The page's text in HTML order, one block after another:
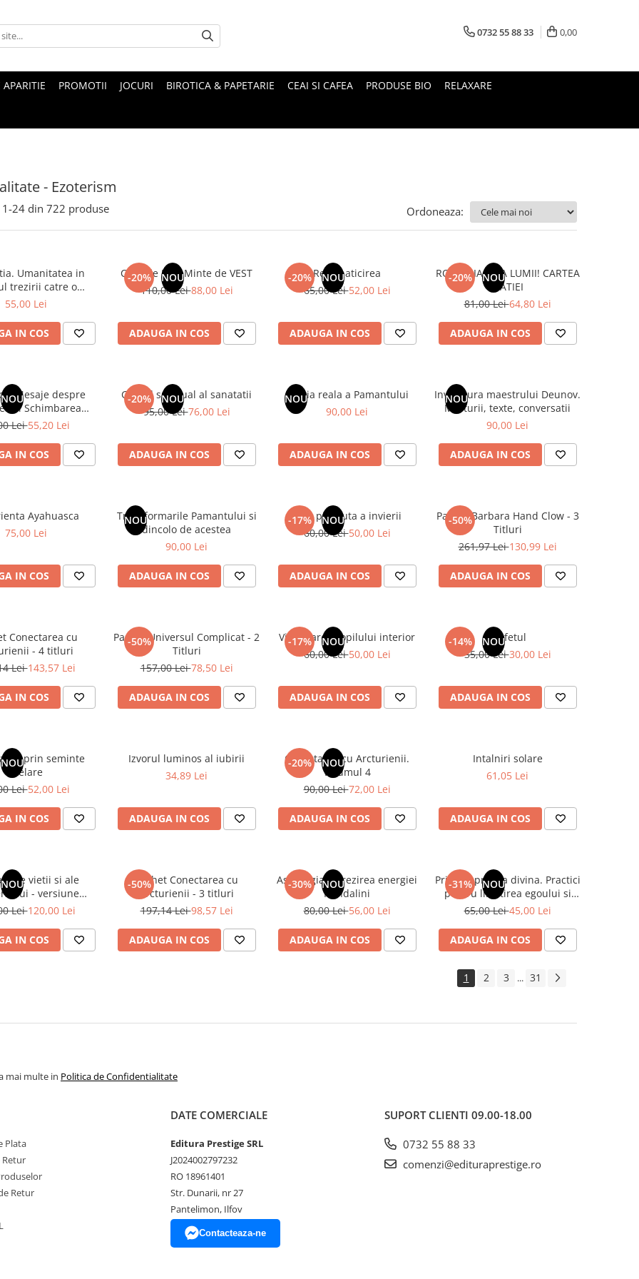
0732 55 88 33 0,00
PROMOTII JOCURI BIROTICA & PAPETARIE CEAI SI CAFEA PRODUSE BIO RELAXARE
- Ezoterism
1-24 din 722 produse Ordoneaza:
Umanitatea in
trezirii catre o
superioara,
55,00 Lei
IN COS
-20% NOU
Corp de EST, Minte de VEST
110,00 Lei88,00 Lei
ADAUGA IN COS
-20% NOU
Resalbaticirea
65,00 Lei52,00 Lei
ADAUGA IN COS
-20% NOU
ROMANIA, AXA LUMII! CARTEA
NATIEI
81,00 Lei64,80 Lei
ADAUGA IN COS
NOUMesaje despre
si Schimbarea
Constiintei
Lei55,20 Lei
IN COS
-20% NOU
Ghidul spiritual al sanatatii
95,00 Lei76,00 Lei
ADAUGA IN COS
NOU
Istoria reala a Pamantului
90,00 Lei
ADAUGA IN COS
NOU
Invatatura maestrului Deunov.
Marturii, texte, conversatii
90,00 Lei
ADAUGA IN COS
Ayahuasca
75,00 Lei
IN COS
NOU
Transformarile Pamantului si
dincolo de acestea
90,00 Lei
ADAUGA IN COS
-17% NOU
Arta pierduta a invierii
60,00 Lei50,00 Lei
ADAUGA IN COS
-50%
Pachet Barbara Hand Clow - 3
Titluri
261,97 Lei130,99 Lei
ADAUGA IN COS
Conectarea cu
- 4 titluri
Lei143,57 Lei
IN COS
-50%
Pachet Universul Complicat - 2
Titluri
157,00 Lei78,50 Lei
ADAUGA IN COS
-17% NOU
Vindecarea copilului interior
60,00 Lei50,00 Lei
ADAUGA IN COS
-14% NOU
Profetul
35,00 Lei30,00 Lei
ADAUGA IN COS
NOUprin seminte
stelare
Lei52,00 Lei
IN COS
Izvorul luminos al iubirii
34,89 Lei
ADAUGA IN COS
-20% NOU
Conectarea cu Arcturienii.
Volumul 4
90,00 Lei72,00 Lei
ADAUGA IN COS
Intalniri solare
61,05 Lei
ADAUGA IN COS
NOU vietii si ale
- versiune
1939. Volumele I-
Demetrescu
Lei120,00 Lei
IN COS
-50%
Pachet Conectarea cu
Arcturienii - 3 titluri
197,14 Lei98,57 Lei
ADAUGA IN COS
-30% NOU
Astrologia si trezirea energiei
Kundalini
80,00 Lei56,00 Lei
ADAUGA IN COS
-31% NOU
Printr-o prisma divina. Practici
pentru linistirea egoului si
alinierea cu sufletul
65,00 Lei45,00 Lei
ADAUGA IN COS
1 2 3 ... 31
mai multe in Politica de Confidentialitate
Plata
Retur
Retur
DATE COMERCIALE
Editura Prestige SRL
J2024002797232
RO 18961401
Str. Dunarii, nr 27
Pantelimon, Ilfov
Contacteaza-ne
SUPORT CLIENTI 09.00-18.00
0732 55 88 33
comenzi@edituraprestige.ro